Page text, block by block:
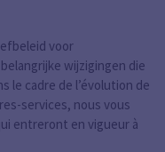
voor
wijzigingen die
le cadre de l’évolution de
services, nous vous
entreront en vigueur à